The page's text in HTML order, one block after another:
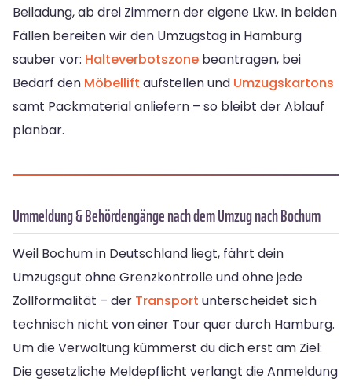
Beiladung, ab drei Zimmern der eigene Lkw. In beiden
Fällen bereiten wir den Umzugstag in Hamburg
sauber vor: Halteverbotszone beantragen, bei
Bedarf den Möbellift aufstellen und Umzugskartons
samt Packmaterial anliefern – so bleibt der Ablauf
planbar.
Ummeldung & Behördengänge nach dem Umzug nach Bochum
Weil Bochum in Deutschland liegt, fährt dein
Umzugsgut ohne Grenzkontrolle und ohne jede
Zollformalität – der Transport unterscheidet sich
technisch nicht von einer Tour quer durch Hamburg.
Um die Verwaltung kümmerst du dich erst am Ziel:
Die gesetzliche Meldepflicht verlangt die Anmeldung